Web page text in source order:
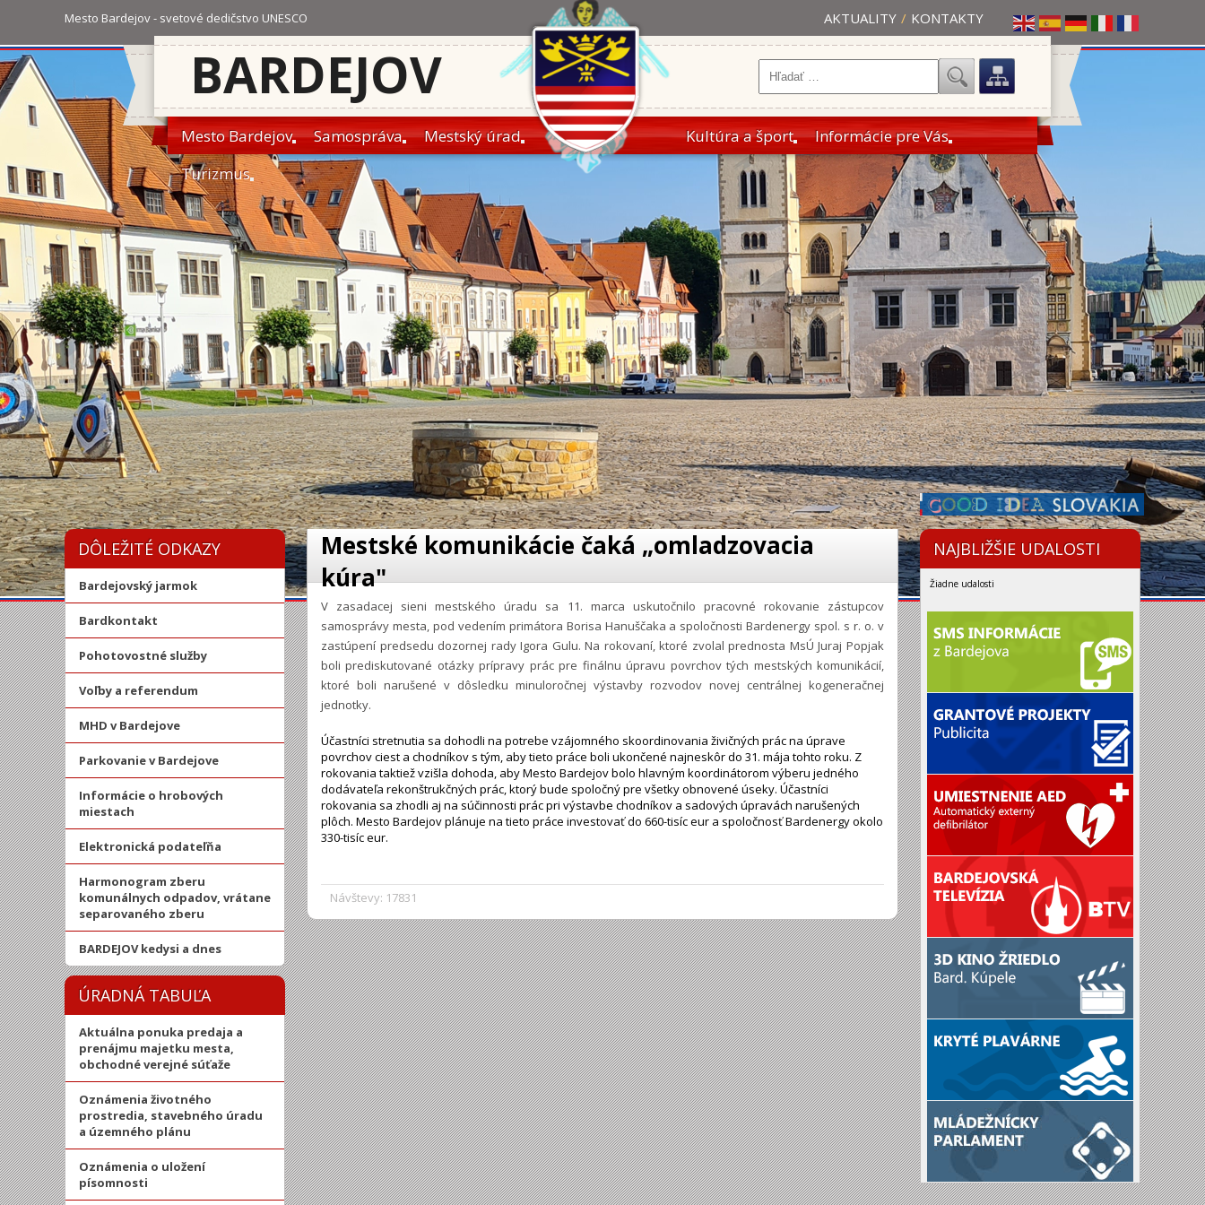
Mesto Bardejov - svetové dedičstvo UNESCO AKTUALITY / KONTAKTY
BARDEJOV
Mesto Bardejov Samospráva Mestský úrad Kultúra a šport
Informácie pre Vás
Turizmus
DÔLEŽITÉ ODKAZY
Bardejovský jarmok
Bardkontakt
Pohotovostné služby
Voľby a referendum
MHD v Bardejove
Parkovanie v Bardejove
Informácie o hrobových
miestach
Elektronická podateľňa
Harmonogram zberu
komunálnych odpadov, vrátane
separovaného zberu
BARDEJOV kedysi a dnes
ÚRADNÁ TABUĽA
Aktuálna ponuka predaja a
prenájmu majetku mesta,
obchodné verejné súťaže
Oznámenia životného
prostredia, stavebného úradu
a územného plánu
Oznámenia o uložení
písomnosti
Mestské komunikácie čaká „omladzovacia
kúra"
Návštevy: 17831
V zasadacej sieni mestského úradu sa 11. marca uskutočnilo pracovné rokovanie zástupcov
samosprávy mesta, pod vedením primátora Borisa Hanuščaka a spoločnosti Bardenergy spol. s r. o. v
zastúpení predsedu dozornej rady Igora Gulu. Na rokovaní, ktoré zvolal prednosta MsÚ Juraj Popjak
boli prediskutované otázky prípravy prác pre finálnu úpravu povrchov tých mestských komunikácií,
ktoré boli narušené v dôsledku minuloročnej výstavby rozvodov novej centrálnej kogeneračnej
jednotky.
Účastníci stretnutia sa dohodli na potrebe vzájomného skoordinovania živičných prác na úprave
povrchov ciest a chodníkov s tým, aby tieto práce boli ukončené najneskôr do 31. mája tohto roku. Z
rokovania taktiež vzišla dohoda, aby Mesto Bardejov bolo hlavným koordinátorom výberu jedného
dodávateľa rekonštrukčných prác, ktorý bude spoločný pre všetky obnovené úseky. Účastníci
rokovania sa zhodli aj na súčinnosti prác pri výstavbe chodníkov a sadových úpravách narušených
plôch. Mesto Bardejov plánuje na tieto práce investovať do 660-tisíc eur a spoločnosť Bardenergy okolo
330-tisíc eur.
NAJBLIŽŠIE UDALOSTI
Žiadne udalosti